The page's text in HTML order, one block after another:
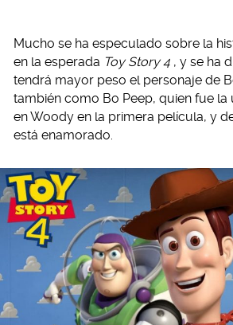
Mucho se ha especulado sobre la
en la esperada Toy Story 4 , y se ha
tendrá mayor peso el personaje de
también como Bo Peep, quien fue la
en Woody en la primera película, y
está enamorado.